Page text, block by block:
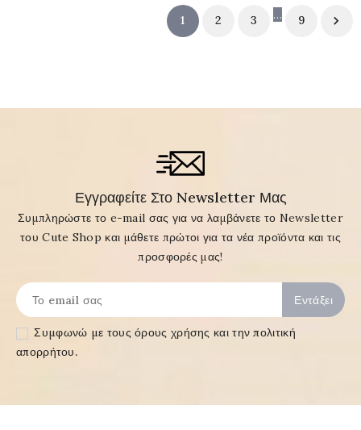
1 2 3 … 9 
Εγγραφείτε Στο Newsletter Μας
Συμπληρώστε το e-mail σας για να λαμβάνετε το Newsletter
του Cute Shop και μάθετε πρώτοι για τα νέα προϊόντα και τις
προσφορές μας!
Συμφωνώ με τουςόρους χρήσης και την πολιτική
απορρήτου.